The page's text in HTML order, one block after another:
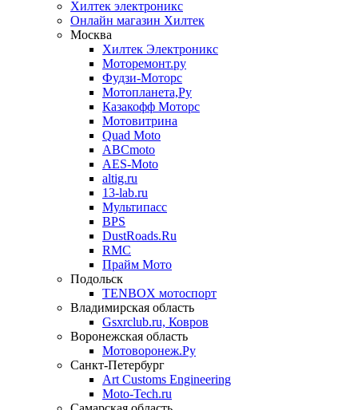
Хилтек электроникс
Онлайн магазин Хилтек
Москва
Хилтек Электроникс
Моторемонт.ру
Фудзи-Моторс
Мотопланета,Ру
Казакофф Моторс
Мотовитрина
Quad Moto
ABCmoto
AES-Moto
altig.ru
13-lab.ru
Мультипасс
BPS
DustRoads.Ru
RMC
Прайм Мото
Подольск
TENBOX мотоспорт
Владимирская область
Gsxrclub.ru, Ковров
Воронежская область
Мотоворонеж.Ру
Санкт-Петербург
Art Customs Engineering
Moto-Tech.ru